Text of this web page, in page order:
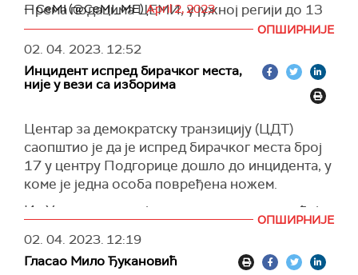
Према подацима ЦЕМИ, у јужној регији до 13
сати гласало 33,5 одсто уписаних бирача, у
централној 41,8 одсто, а у северној регији
39,1 одсто.
У Подгорици је до 13 сати гласало 41,9 одсто
одсто, а у Бијелом Пољу 41,4 одсто уписаних
бирача.
У Црној Гори данас се одржава други круг
председничких избора, у којем се сучељавају
кандидати Демократске партије социјалиста
Мило Ђукановић и Покрета Европа сад Јаков
Милатовић.
— CeMI (@CeMI_ME)April 2, 2023
ОПШИРНИЈЕ
02. 04. 2023. 12:52
Инцидент испред бирачког места,
није у вези са изборима
Центар за демократску транзицију (ЦДТ)
саопштио је да је испред бирачког места број
17 у центру Подгорице дошло до инцидента, у
коме је једна особа повређена ножем.
Из Управе полиције су саопштили да догађај
није повезан са изборним процесом, већ да је
реч о ранијем сукобу између чланова
породице, преносеВијести
ОПШИРНИЈЕ
02. 04. 2023. 12:19
Гласао Мило Ђукановић